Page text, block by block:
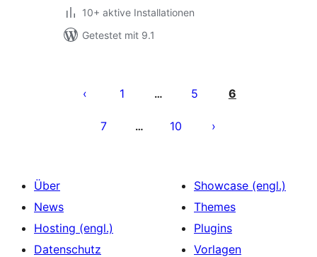
10+ aktive Installationen
Getestet mit 9.1
der
1 … 5 6
7 … 10
Über
News
Hosting (engl.)
Datenschutz
Showcase (engl.)
Themes
Plugins
Vorlagen